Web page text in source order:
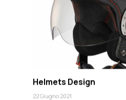
Helmets Design
22 Giugno 2021